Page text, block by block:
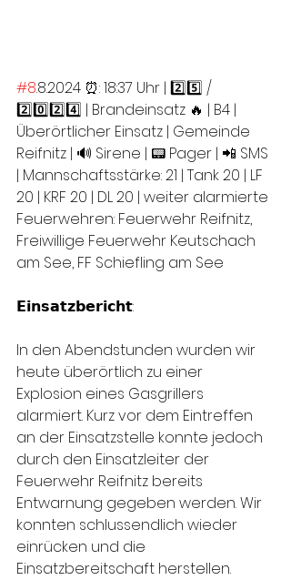
#8.8.2024 ⏰: 18:37 Uhr | 2️⃣5️⃣ /
2️⃣0️⃣2️⃣4️⃣ | Brandeinsatz 🔥 | B4 |
Überörtlicher Einsatz | Gemeinde
Reifnitz | 🔊 Sirene | 📟 Pager | 📲 SMS
| Mannschaftsstärke: 21 | Tank 20 | LF
20 | KRF 20 | DL 20 | weiter alarmierte
Feuerwehren: Feuerwehr Reifnitz,
Freiwillige Feuerwehr Keutschach
am See, FF Schiefling am See
𝗘𝗶𝗻𝘀𝗮𝘁𝘇𝗯𝗲𝗿𝗶𝗰𝗵𝘁:
In den Abendstunden wurden wir
heute überörtlich zu einer
Explosion eines Gasgrillers
alarmiert. Kurz vor dem Eintreffen
an der Einsatzstelle konnte jedoch
durch den Einsatzleiter der
Feuerwehr Reifnitz bereits
Entwarnung gegeben werden. Wir
konnten schlussendlich wieder
einrücken und die
Einsatzbereitschaft herstellen.